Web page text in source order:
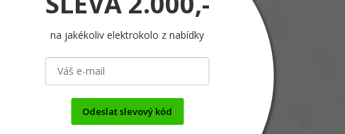
na jakékoliv elektrokolo z nabídky
Odeslat slevový kód